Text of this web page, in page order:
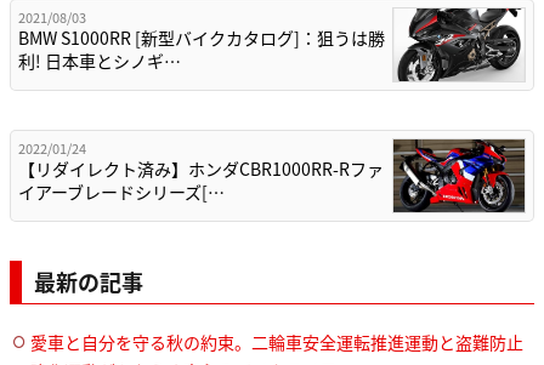
2021/08/03
BMW S1000RR [新型バイクカタログ]：狙うは勝
利! 日本車とシノギ…
2022/01/24
【リダイレクト済み】ホンダCBR1000RR-Rファ
イアーブレードシリーズ[…
最新の記事
愛車と自分を守る秋の約束。二輪車安全運転推進運動と盗難防止